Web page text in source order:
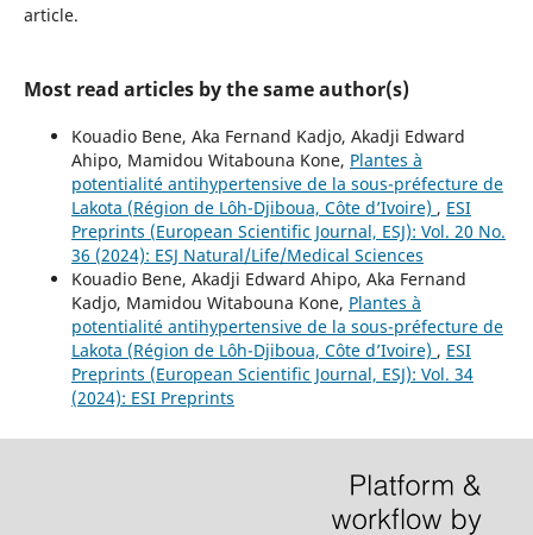
article.
Most read articles by the same author(s)
Kouadio Bene, Aka Fernand Kadjo, Akadji Edward
Ahipo, Mamidou Witabouna Kone, Plantes à
potentialité antihypertensive de la sous-préfecture de
Lakota (Région de Lôh-Djiboua, Côte d’Ivoire) , ESI
Preprints (European Scientific Journal, ESJ): Vol. 20 No.
36 (2024): ESJ Natural/Life/Medical Sciences
Kouadio Bene, Akadji Edward Ahipo, Aka Fernand
Kadjo, Mamidou Witabouna Kone, Plantes à
potentialité antihypertensive de la sous-préfecture de
Lakota (Région de Lôh-Djiboua, Côte d’Ivoire) , ESI
Preprints (European Scientific Journal, ESJ): Vol. 34
(2024): ESI Preprints